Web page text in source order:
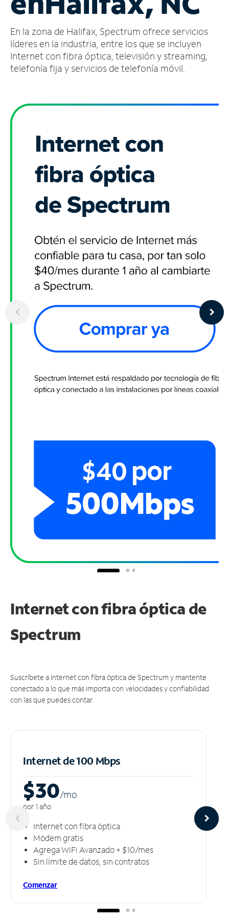
cuenta
Encuentra
una
tienda
En la zona de Halifax, Spectrum ofrece servicios
líderes en la industria, entre los que se incluyen
Internet con fibra óptica, televisión y streaming,
telefonía fija y servicios de telefonía móvil.
Internet con fibra óptica de
Spectrum
Suscríbete a Internet con fibra óptica de Spectrum y mantente
conectado a lo que más importa con velocidades y confiabilidad
con las que puedes contar.
Internet de 100 Mbps
$30/mo
por 1 año
Internet con fibra óptica
Módem gratis
Agrega WiFi Avanzado + $10/mes
Sin límite de datos, sin contratos
Comenzar